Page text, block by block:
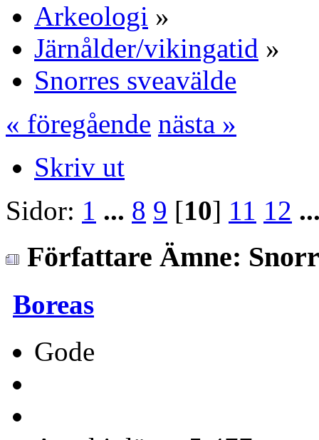
Arkeologi »
Järnålder/vikingatid »
Snorres sveavälde
« föregående nästa »
Skriv ut
Sidor: 1 ... 8 9 [10] 11 12
Författare Ämne:
Boreas
Gode